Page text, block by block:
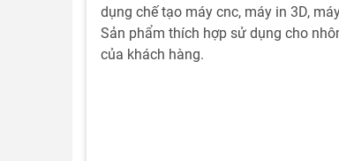
dụng chế tạo máy cnc, máy in 3D,
Sản phẩm thích hợp sử dụng cho
của khách hàng.